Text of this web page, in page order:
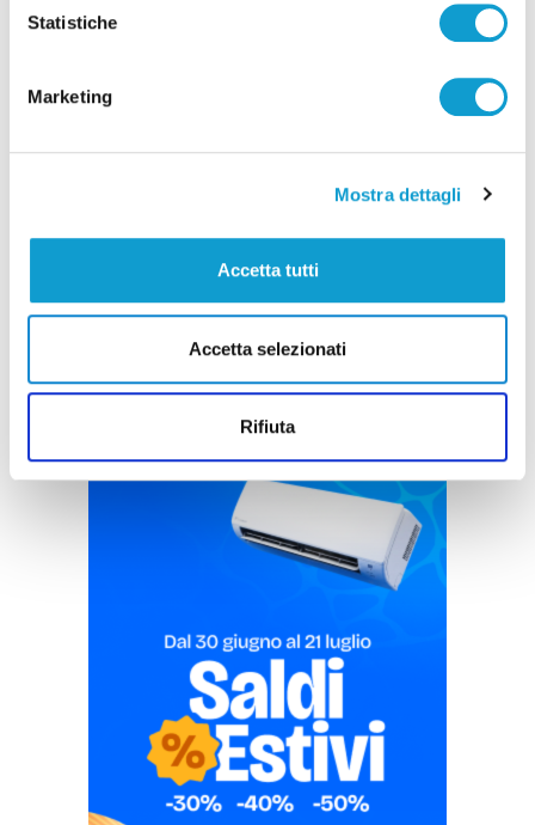
Statistiche
Marketing
Mostra dettagli
Accetta tutti
Accetta selezionati
Rifiuta
Ritrovati in Nepal i corpi di 5 alpinisti morti,
c’è anche il teramano Di Marcello